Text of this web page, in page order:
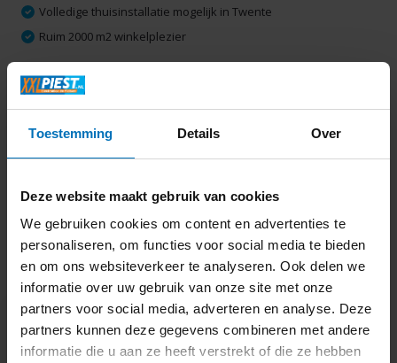
Toestemming Details Over
Deze website maakt gebruik van cookies
We gebruiken cookies om content en advertenties te
personaliseren, om functies voor social media te bieden
en om ons websiteverkeer te analyseren. Ook delen we
informatie over uw gebruik van onze site met onze
partners voor social media, adverteren en analyse. Deze
partners kunnen deze gegevens combineren met andere
informatie die u aan ze heeft verstrekt of die ze hebben
Volledige thuisinstallatie mogelijk in Twente
Ruim 2000 m2 winkelplezier
Productomschrijving
Specificaties
Laatst bekeken